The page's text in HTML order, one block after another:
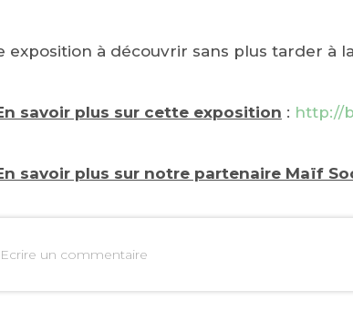
exposition à découvrir sans plus tarder à
savoir plus sur cette exposition : http://
savoir plus sur notre partenaire Maïf
Ecrire un commentaire